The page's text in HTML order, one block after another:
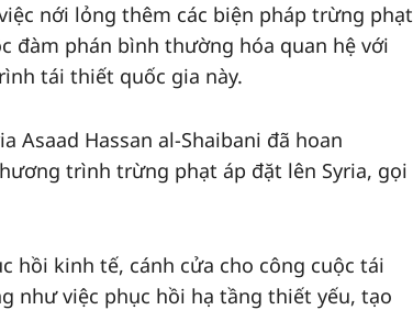
nới lỏng thêm các biện pháp trừng phạt
đàm phán bình thường hóa quan hệ với
tái thiết quốc gia này.
Asaad Hassan al-Shaibani đã hoan
trình trừng phạt áp đặt lên Syria, gọi
hồi kinh tế, cánh cửa cho công cuộc tái
như việc phục hồi hạ tầng thiết yếu, tạo